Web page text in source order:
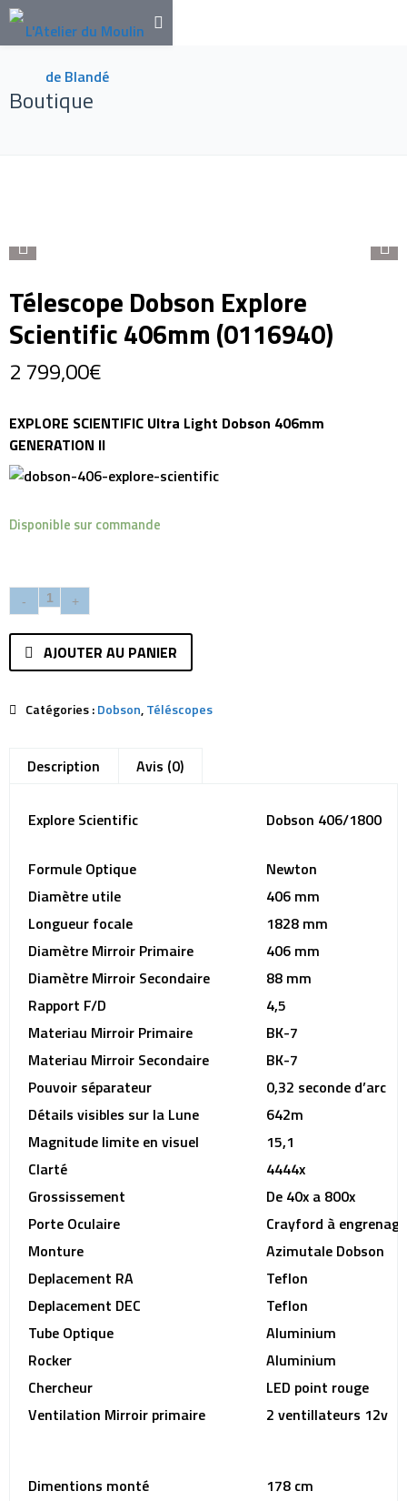
Boutique
Télescope Dobson Explore
Scientific 406mm (0116940)
2 799,00€
EXPLORE SCIENTIFIC Ultra Light Dobson 406mm
GENERATION II
Disponible sur commande
AJOUTER AU PANIER
Catégories :Dobson,Téléscopes
Description Avis (0)
Explore Scientific Dobson 406/1800
Formule Optique
Newton
Diamètre utile
406 mm
Longueur focale
1828 mm
Diamètre Mirroir Primaire
406 mm
Diamètre Mirroir Secondaire
88 mm
Rapport F/D
4,5
Materiau Mirroir Primaire
BK-7
Materiau Mirroir Secondaire
BK-7
Pouvoir séparateur
0,32 seconde d’arc
Détails visibles sur la Lune
642m
Magnitude limite en visuel
15,1
Clarté
4444x
Grossissement
De 40x a 800x
Porte Oculaire
Crayford à
Monture
Azimutale Dobson
Deplacement RA
Teflon
Deplacement DEC
Teflon
Tube Optique
Aluminium
Rocker
Aluminium
Chercheur
LED point rouge
Ventilation Mirroir primaire
2 ventillateurs 12v
Dimentions monté
178 cm